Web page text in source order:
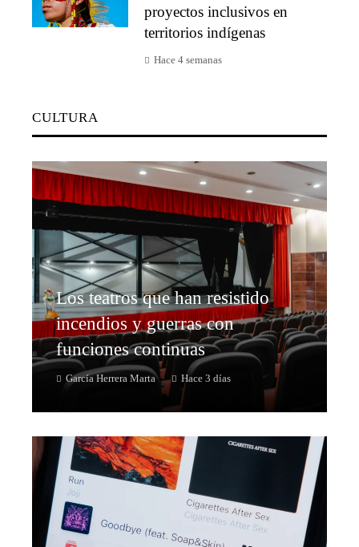
proyectos inclusivos en
territorios indígenas
Hace 4 semanas
CULTURA
Los teatros que han resistido
incendios y guerras con
funciones continuas
García Herrera Marta Hace 3 días